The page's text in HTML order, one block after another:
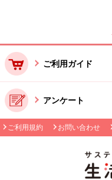
ご利用ガイド
アンケート
ご利用規約 お問い合わせ